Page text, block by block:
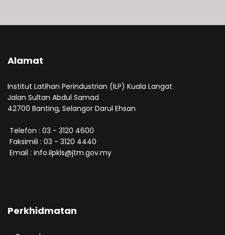
Alamat
Institut Latihan Perindustrian (ILP) Kuala Langat
Jalan Sultan Abdul Samad
42700 Banting, Selangor Darul Ehsan
Telefon : 03 - 3120 4600
Faksimili : 03 - 3120 4440
Email : info.ilpkls@jtm.gov.my
Perkhidmatan